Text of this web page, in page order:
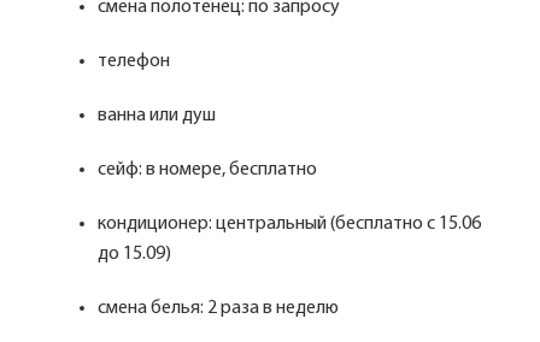
смена полотенец: по запросу
телефон
ванна или душ
сейф: в номере, бесплатно
кондиционер: центральный (бесплатно с 15.06
до 15.09)
смена белья: 2 раза в неделю